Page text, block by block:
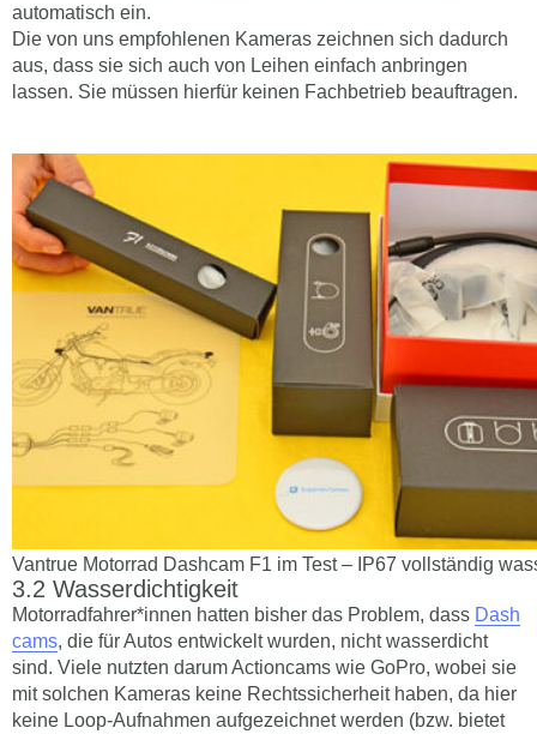
automatisch ein.
Die von uns empfohlenen Kameras zeichnen sich dadurch
aus, dass sie sich auch von Leihen einfach anbringen
lassen. Sie müssen hierfür keinen Fachbetrieb beauftragen.
Vantrue Motorrad Dashcam F1 im Test – IP67 vollständig
Wasserdichtigkeit
Motorradfahrer*innen hatten bisher das Problem, dass Dash
cams, die für Autos entwickelt wurden, nicht wasserdicht
sind. Viele nutzten darum Actioncams wie GoPro, wobei sie
mit solchen Kameras keine Rechtssicherheit haben, da hier
keine Loop-Aufnahmen aufgezeichnet werden (bzw. bietet